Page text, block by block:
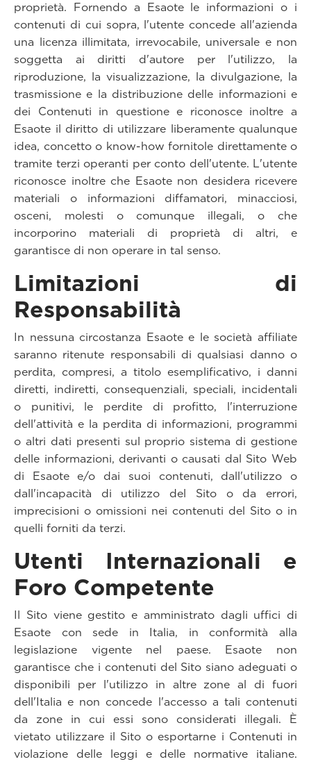
proprietà. Fornendo a Esaote le informazioni o i
contenuti di cui sopra, l'utente concede all'azienda
una licenza illimitata, irrevocabile, universale e non
soggetta ai diritti d'autore per l'utilizzo, la
riproduzione, la visualizzazione, la divulgazione, la
trasmissione e la distribuzione delle informazioni e
dei Contenuti in questione e riconosce inoltre a
Esaote il diritto di utilizzare liberamente qualunque
idea, concetto o know-how fornitole direttamente o
tramite terzi operanti per conto dell'utente. L'utente
riconosce inoltre che Esaote non desidera ricevere
materiali o informazioni diffamatori, minacciosi,
osceni, molesti o comunque illegali, o che
incorporino materiali di proprietà di altri, e
garantisce di non operare in tal senso.
Limitazioni di
Responsabilità
In nessuna circostanza Esaote e le società affiliate
saranno ritenute responsabili di qualsiasi danno o
perdita, compresi, a titolo esemplificativo, i danni
diretti, indiretti, consequenziali, speciali, incidentali
o punitivi, le perdite di profitto, l'interruzione
dell'attività e la perdita di informazioni, programmi
o altri dati presenti sul proprio sistema di gestione
delle informazioni, derivanti o causati dal Sito Web
di Esaote e/o dai suoi contenuti, dall'utilizzo o
dall'incapacità di utilizzo del Sito o da errori,
imprecisioni o omissioni nei contenuti del Sito o in
quelli forniti da terzi.
Utenti Internazionali e
Foro Competente
Il Sito viene gestito e amministrato dagli uffici di
Esaote con sede in Italia, in conformità alla
legislazione vigente nel paese. Esaote non
garantisce che i contenuti del Sito siano adeguati o
disponibili per l'utilizzo in altre zone al di fuori
dell'Italia e non concede l'accesso a tali contenuti
da zone in cui essi sono considerati illegali. È
vietato utilizzare il Sito o esportarne i Contenuti in
violazione delle leggi e delle normative italiane.